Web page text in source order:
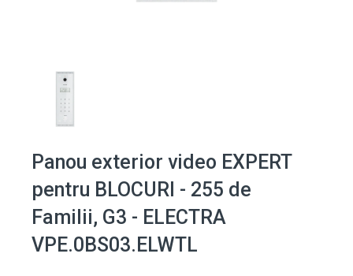
Panou exterior video EXPERT
pentru BLOCURI - 255 de
Familii, G3 - ELECTRA
VPE.0BS03.ELWTL